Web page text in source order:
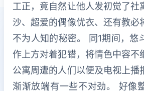
工正，竟自然让他人发初觉了社
沙、超爱的偶像优衣、还有教必
不为人知的秘密。 同1期间，悠
作上方对着犯错，将情色中容不
公寓周遭的人们以便及电视上播
渐渐放端有一些不对劲。 好像